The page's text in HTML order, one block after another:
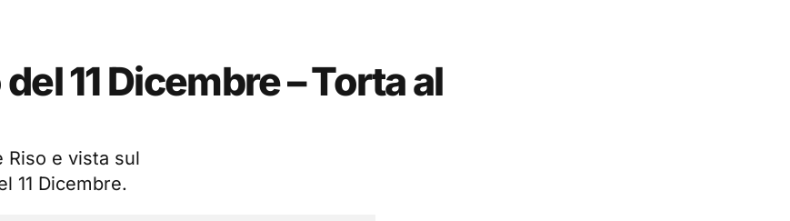
11 Dicembre – Torta al
Riso e vista sul
11 Dicembre.